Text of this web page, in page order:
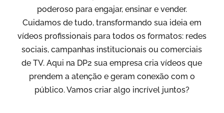
poderoso para engajar, ensinar e vender.
Cuidamos de tudo, transformando sua ideia em
vídeos profissionais para todos os formatos: redes
sociais, campanhas institucionais ou comerciais
de TV. Aqui na DP2 sua empresa cria vídeos que
prendem a atenção e geram conexão com o
público. Vamos criar algo incrível juntos?